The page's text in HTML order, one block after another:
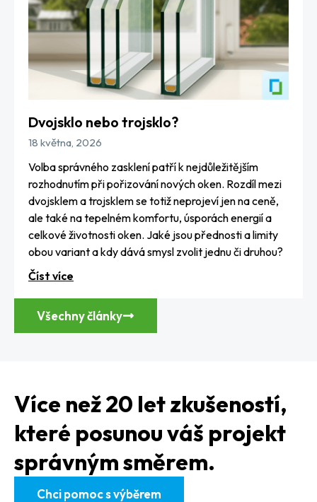
Dvojsklo nebo trojsklo?
18 května, 2026
Volba správného zasklení patří k nejdůležitějším
rozhodnutím při pořizování nových oken. Rozdíl mezi
dvojsklem a trojsklem se totiž neprojeví jen na ceně,
ale také na tepelném komfortu, úsporách energií a
celkové životnosti oken. Jaké jsou přednosti a limity
obou variant a kdy dává smysl zvolit jednu či druhou?
Číst více
Všechny články
Více než 20 let zkušeností,
které posunou váš projekt
správným směrem.
Chci pomoc s výběrem